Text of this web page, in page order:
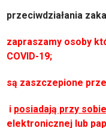
przeciwdziałania
zapraszamy osoby
COVID-19;
są zaszczepione
i posiadają przy
elektronicznej lub